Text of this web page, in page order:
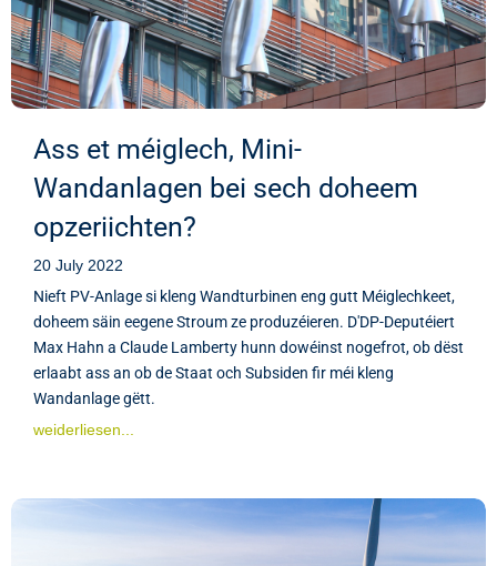
Ass et méiglech, Mini-
Wandanlagen bei sech doheem
opzeriichten?
20 July 2022
Nieft PV-Anlage si kleng Wandturbinen eng gutt Méiglechkeet,
doheem säin eegene Stroum ze produzéieren. D'DP-Deputéiert
Max Hahn a Claude Lamberty hunn dowéinst nogefrot, ob dëst
erlaabt ass an ob de Staat och Subsiden fir méi kleng
Wandanlage gëtt.
weiderliesen...